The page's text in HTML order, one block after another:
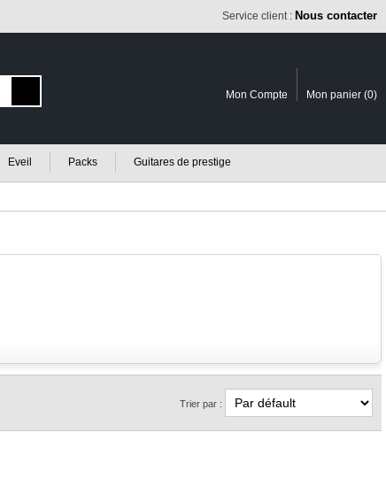
Service client : Nous contacter
Mon Compte Mon panier (0)
Eveil Packs Guitares de prestige
Trier par :